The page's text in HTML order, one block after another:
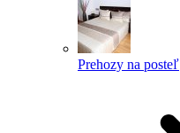
Prehozy na posteľ